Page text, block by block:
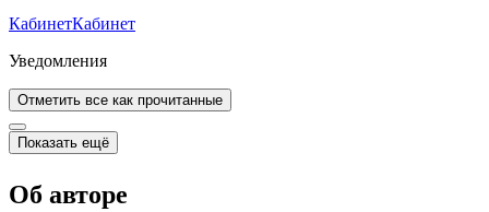
КабинетКабинет
Уведомления
Отметить все как прочитанные
Показать ещё
Об авторе